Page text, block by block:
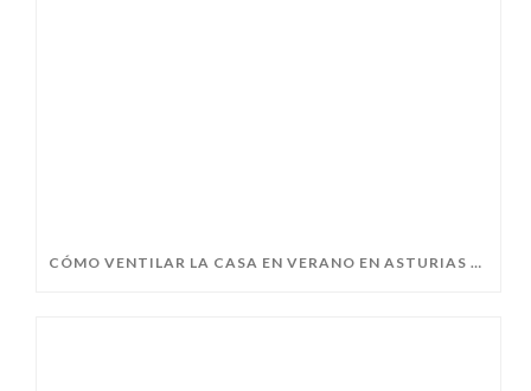
CÓMO VENTILAR LA CASA EN VERANO EN ASTURIAS SIN PERDER CONFORT